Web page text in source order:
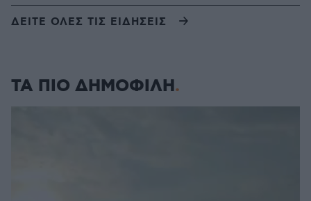
ΔΕΙΤΕ ΟΛΕΣ ΤΙΣ ΕΙΔΗΣΕΙΣ
ΤΑ ΠΙΟ ΔΗΜΟΦΙΛΗ